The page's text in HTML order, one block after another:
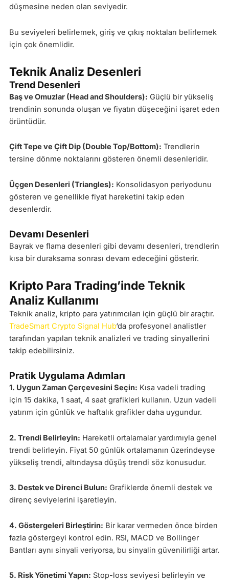
düşmesine neden olan seviyedir.
Bu seviyeleri belirlemek, giriş ve çıkış noktaları belirlemek
için çok önemlidir.
Teknik Analiz Desenleri
Trend Desenleri
Baş ve Omuzlar (Head and Shoulders): Güçlü bir yükseliş
trendinin sonunda oluşan ve fiyatın düşeceğini işaret eden
örüntüdür.
Çift Tepe ve Çift Dip (Double Top/Bottom): Trendlerin
tersine dönme noktalarını gösteren önemli desenleridir.
Üçgen Desenleri (Triangles): Konsolidasyon periyodunu
gösteren ve genellikle fiyat hareketini takip eden
desenlerdir.
Devamı Desenleri
Bayrak ve flama desenleri gibi devamı desenleri, trendlerin
kısa bir duraksama sonrası devam edeceğini gösterir.
Kripto Para Trading’inde Teknik
Analiz Kullanımı
Teknik analiz, kripto para yatırımcıları için güçlü bir araçtır.
TradeSmart Crypto Signal Hub‘da profesyonel analistler
tarafından yapılan teknik analizleri ve trading sinyallerini
takip edebilirsiniz.
Pratik Uygulama Adımları
1. Uygun Zaman Çerçevesini Seçin: Kısa vadeli trading
için 15 dakika, 1 saat, 4 saat grafikleri kullanın. Uzun vadeli
yatırım için günlük ve haftalık grafikler daha uygundur.
2. Trendi Belirleyin: Hareketli ortalamalar yardımıyla genel
trendi belirleyin. Fiyat 50 günlük ortalamanın üzerindeyse
yükseliş trendi, altındaysa düşüş trendi söz konusudur.
3. Destek ve Direnci Bulun: Grafiklerde önemli destek ve
direnç seviyelerini işaretleyin.
4. Göstergeleri Birleştirin: Bir karar vermeden önce birden
fazla göstergeyi kontrol edin. RSI, MACD ve Bollinger
Bantları aynı sinyali veriyorsa, bu sinyalin güvenilirliği artar.
5. Risk Yönetimi Yapın: Stop-loss seviyesi belirleyin ve